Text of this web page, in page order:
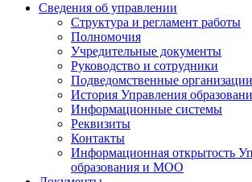
Сведения об управлении
Структура и регламент работы
Полномочия
Учредительные документы
Руководство и сотрудники
Подведомственные организации
История Управления
Информационные системы
Реквизиты
Контакты
Информационная открытость
образования и МОО